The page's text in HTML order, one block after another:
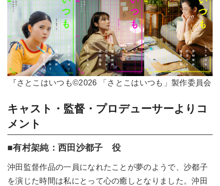
『さとこはいつも©2026 「さとこはいつも」製作委員会
キャスト・監督・プロデューサーよりコ
メント
■有村架純：西田沙都子 役
沖田監督作品の一員になれたことが夢のようで、沙都子
を演じた時間は私にとって心の癒しとなりました。沖田